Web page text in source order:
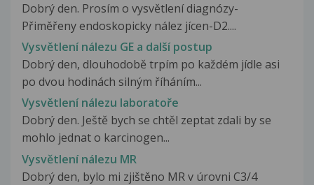
Dobrý den. Prosím o vysvětlení diagnózy-
Přiměřeny endoskopicky nález jícen-D2....
Vysvětlení nálezu GE a další postup
Dobrý den, dlouhodobě trpím po každém jídle asi
po dvou hodinách silným říháním...
Vysvětlení nálezu laboratoře
Dobrý den. Ještě bych se chtěl zeptat zdali by se
mohlo jednat o karcinogen...
Vysvětlení nálezu MR
Dobrý den, bylo mi zjištěno MR v úrovni C3/4